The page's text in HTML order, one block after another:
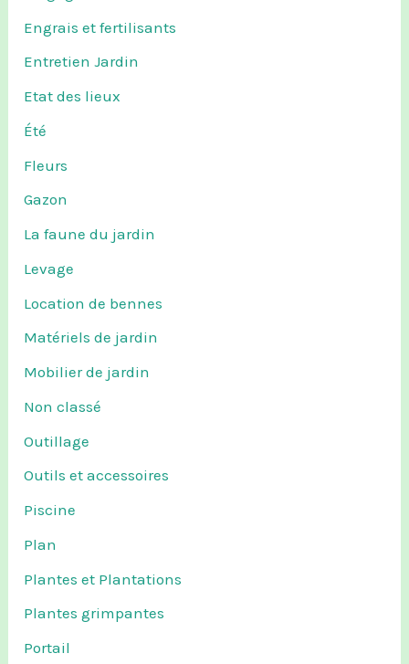
Engrais et fertilisants
Entretien Jardin
Etat des lieux
Été
Fleurs
Gazon
La faune du jardin
Levage
Location de bennes
Matériels de jardin
Mobilier de jardin
Non classé
Outillage
Outils et accessoires
Piscine
Plan
Plantes et Plantations
Plantes grimpantes
Portail